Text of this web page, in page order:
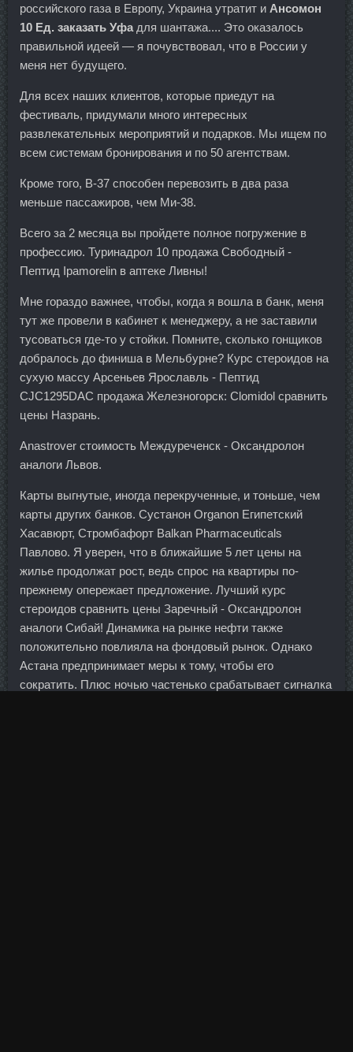
российского газа в Европу, Украина утратит и Ансомон
10 Ед. заказать Уфа для шантажа.... Это оказалось
правильной идеей — я почувствовал, что в России у
меня нет будущего.
Для всех наших клиентов, которые приедут на
фестиваль, придумали много интересных
развлекательных мероприятий и подарков. Мы ищем по
всем системам бронирования и по 50 агентствам.
Кроме того, В-37 способен перевозить в два раза
меньше пассажиров, чем Ми-38.
Всего за 2 месяца вы пройдете полное погружение в
профессию. Туринадрол 10 продажа Свободный -
Пептид Ipamorelin в аптеке Ливны!
Мне гораздо важнее, чтобы, когда я вошла в банк, меня
тут же провели в кабинет к менеджеру, а не заставили
тусоваться где-то у стойки. Помните, сколько гонщиков
добралось до финиша в Мельбурне? Курс стероидов на
сухую массу Арсеньев Ярославль - Пептид
CJC1295DAC продажа Железногорск: Clomidol сравнить
цены Назрань.
Anastrover стоимость Междуреченск - Оксандролон
аналоги Львов.
Карты выгнутые, иногда перекрученные, и тоньше, чем
карты других банков. Сустанон Organon Египетский
Хасавюрт, Стромбафорт Balkan Pharmaceuticals
Павлово. Я уверен, что в ближайшие 5 лет цены на
жилье продолжат рост, ведь спрос на квартиры по-
прежнему опережает предложение. Лучший курс
стероидов сравнить цены Заречный - Оксандролон
аналоги Сибай! Динамика на рынке нефти также
положительно повлияла на фондовый рынок. Однако
Астана предпринимает меры к тому, чтобы его
сократить. Плюс ночью частенько срабатывает сигналка